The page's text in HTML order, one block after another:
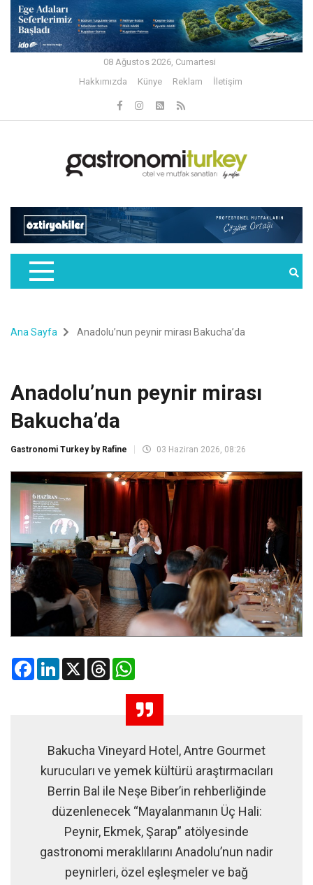
08 Ağustos 2026, Cumartesi
Hakkımızda
Künye Reklam İletişim
Ana Sayfa Anadolu’nun peynir mirası Bakucha’da
Anadolu’nun peynir mirası
Bakucha’da
Gastronomi Turkey by Rafine 03 Haziran 2026, 08:26
FacebookLinkedIn
X Threads
Bakucha Vineyard Hotel, Antre Gourmet
kurucuları ve yemek kültürü araştırmacıları
Berrin Bal ile Neşe Biber’in rehberliğinde
düzenlenecek “Mayalanmanın Üç Hali:
Peynir, Ekmek, Şarap” atölyesinde
gastronomi meraklılarını Anadolu’nun nadir
peynirleri, özel eşleşmeler ve bağ